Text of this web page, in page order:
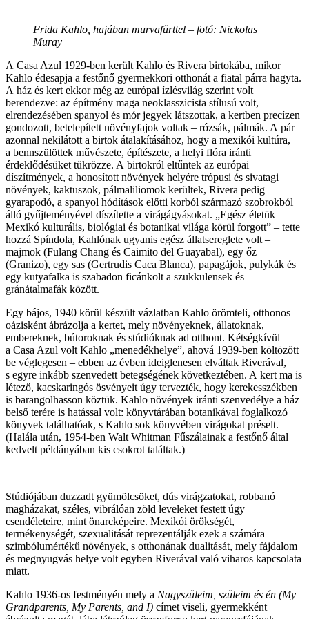
Frida Kahlo, hajában murvafürttel – fotó: Nickolas
Muray
A Casa Azul 1929-ben került Kahlo és Rivera birtokába, mikor
Kahlo édesapja a festőnő gyermekkori otthonát a fiatal párra hagyta.
A ház és kert ekkor még az európai ízlésvilág szerint volt
berendezve: az építmény maga neoklasszicista stílusú volt,
elrendezésében spanyol és mór jegyek látszottak, a kertben precízen
gondozott, betelepített növényfajok voltak – rózsák, pálmák. A pár
azonnal nekilátott a birtok átalakításához, hogy a mexikói kultúra,
a bennszülöttek művészete, építészete, a helyi flóra iránti
érdeklődésüket tükrözze. A birtokról eltűntek az európai
díszítmények, a honosított növények helyére trópusi és sivatagi
növények, kaktuszok, pálmaliliomok kerültek, Rivera pedig
gyarapodó, a spanyol hódítások előtti korból származó szobrokból
álló gyűjteményével díszítette a virágágyásokat. „Egész életük
Mexikó kulturális, biológiai és botanikai világa körül forgott” – tette
hozzá Spíndola, Kahlónak ugyanis egész állatsereglete volt –
majmok (Fulang Chang és Caimito del Guayabal), egy őz
(Granizo), egy sas (Gertrudis Caca Blanca), papagájok, pulykák és
egy kutyafalka is szabadon ficánkolt a szukkulensek és
gránátalmafák között.
Egy bájos, 1940 körül készült vázlatban Kahlo örömteli, otthonos
oázisként ábrázolja a kertet, mely növényeknek, állatoknak,
embereknek, bútoroknak és stúdióknak ad otthont. Kétségkívül
a Casa Azul volt Kahlo „menedékhelye”, ahová 1939-ben költözött
be véglegesen – ebben az évben ideiglenesen elváltak Riverával,
s egyre inkább szenvedett betegségének következtében. A kert ma is
létező, kacskaringós ösvényeit úgy tervezték, hogy kerekesszékben
is barangolhasson köztük. Kahlo növények iránti szenvedélye a ház
belső terére is hatással volt: könyvtárában botanikával foglalkozó
könyvek találhatóak, s Kahlo sok könyvében virágokat préselt.
(Halála után, 1954-ben Walt Whitman Fűszálainak a festőnő által
kedvelt példányában kis csokrot találtak.)
Stúdiójában duzzadt gyümölcsöket, dús virágzatokat, robbanó
magházakat, széles, vibrálóan zöld leveleket festett úgy
csendéleteire, mint önarcképeire. Mexikói örökségét,
termékenységét, szexualitását reprezentálják ezek a számára
szimbólumértékű növények, s otthonának dualitását, mely fájdalom
és megnyugvás helye volt egyben Riverával való viharos kapcsolata
miatt.
Kahlo 1936-os festményén mely a Nagyszüleim, szüleim és én (My
Grandparents, My Parents, and I) címet viseli, gyermekként